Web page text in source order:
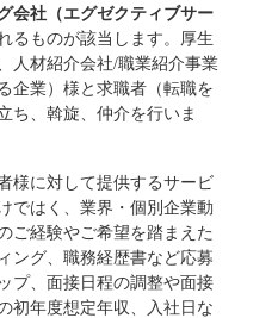
会社（エグゼクティブサー
るものが該当します。厚生
人材紹介会社/職業紹介事業
企業）様と求職者（転職を
ち、斡旋、仲介を行いま
様に対して提供するサービ
ではく、業界・個別企業動
ご経験やご希望を踏まえた
ング、職務経歴書など応募
プ、面接日程の調整や面接
初年度想定年収、入社日な